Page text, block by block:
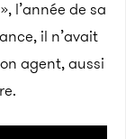
l’année de sa
il n’avait
agent, aussi